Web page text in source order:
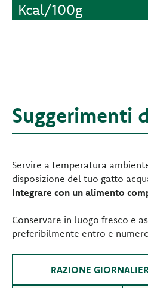
Kcal/100g
Suggerimenti
Servire a temperatura
disposizione del tuo gatto
Integrare con un alimento
Conservare in luogo fresco e
preferibilmente entro e
RAZIONE